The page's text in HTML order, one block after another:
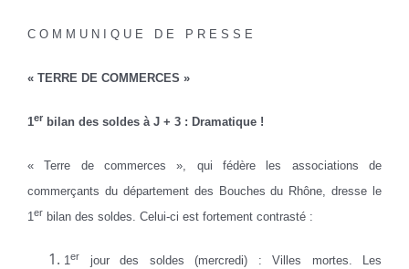
C O M M U N I Q U E D E P R E S S E
« TERRE DE COMMERCES »
1er bilan des soldes à J + 3 : Dramatique !
« Terre de commerces », qui fédère les associations de
commerçants du département des Bouches du Rhône, dresse le
1er bilan des soldes. Celui-ci est fortement contrasté :
1er
jour des soldes (mercredi) : Villes mortes. Les